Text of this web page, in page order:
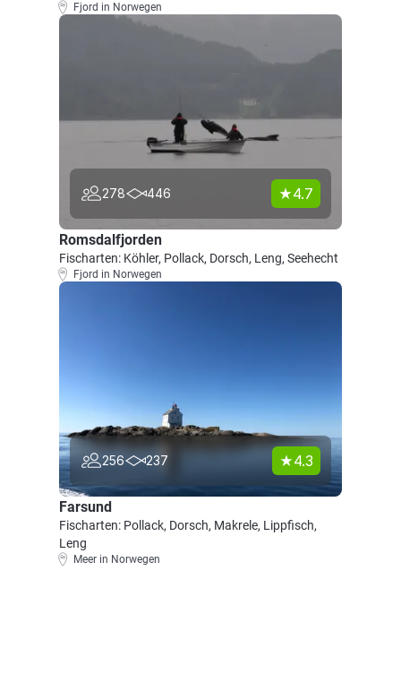
Fjord in Norwegen
278 446 4.7
Romsdalfjorden
Fischarten: Köhler, Pollack, Dorsch, Leng, Seehecht
Fjord in Norwegen
256 237 4.3
Farsund
Fischarten: Pollack, Dorsch, Makrele, Lippfisch,
Leng
Meer in Norwegen